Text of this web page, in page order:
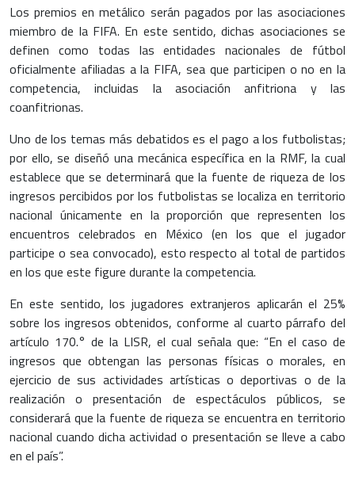
Los premios en metálico serán pagados por las asociaciones
miembro de la FIFA. En este sentido, dichas asociaciones se
definen como todas las entidades nacionales de fútbol
oficialmente afiliadas a la FIFA, sea que participen o no en la
competencia, incluidas la asociación anfitriona y las
coanfitrionas.
Uno de los temas más debatidos es el pago a los futbolistas;
por ello, se diseñó una mecánica específica en la RMF, la cual
establece que se determinará que la fuente de riqueza de los
ingresos percibidos por los futbolistas se localiza en territorio
nacional únicamente en la proporción que representen los
encuentros celebrados en México (en los que el jugador
participe o sea convocado), esto respecto al total de partidos
en los que este figure durante la competencia.
En este sentido, los jugadores extranjeros aplicarán el 25%
sobre los ingresos obtenidos, conforme al cuarto párrafo del
artículo 170.° de la LISR, el cual señala que: “En el caso de
ingresos que obtengan las personas físicas o morales, en
ejercicio de sus actividades artísticas o deportivas o de la
realización o presentación de espectáculos públicos, se
considerará que la fuente de riqueza se encuentra en territorio
nacional cuando dicha actividad o presentación se lleve a cabo
en el país”.